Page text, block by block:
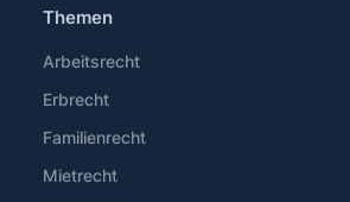
Themen
Arbeitsrecht
Erbrecht
Familienrecht
Mietrecht